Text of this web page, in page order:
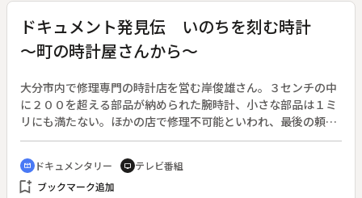
は減り、母と子の間には小さな隙間が生じてしまう。◆ある
日、陽子のもとに、２０年前から古い番屋に住み着き一人で暮
らす宗倉（中村嘉葎雄）を立ち退かせる依頼が入る。彼はある
ことは知らなかった。偶然の出会いから宗倉は良平の危機を救
い、やがて年齢差を超えた友情が芽生える。２人の付き合いに
苛立つ陽子。そこへ「地上げ屋」を名乗る松永（荒川良々）が
ドキュメント発見伝 いのちを刻む時計
～町の時計屋さんから～
大分市内で修理専門の時計店を営む岸俊雄さん。３センチの中
に２００を超える部品が納められた腕時計、小さな部品は１ミ
リにも満たない。ほかの店で修理不可能といわれ、最後の頼み
の綱と持ち込まれる品も多い。全国各地から持ち込まれる機械
式時計には、持ち主や家族の物語や思い出がこもっている。再
び時が刻めるようにと、岸さんは持てる技術の全てを注ぎこん
で修理に打ち込む。◆生まれつきの障害で７歳まで歩けず、療
cinematic_blur ドキュメンタリー tv テレビ番組
bookmark_add ブックマーク追加